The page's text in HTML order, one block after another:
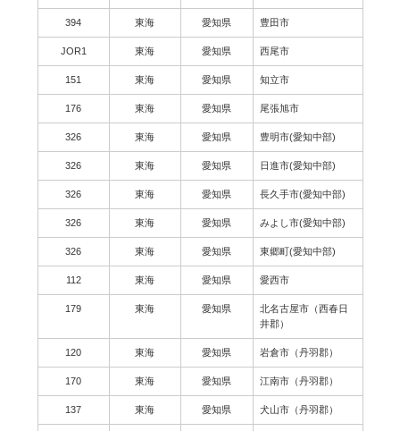
394 東海 愛知県 豊田市
JOR1 東海 愛知県 西尾市
151 東海 愛知県 知立市
176 東海 愛知県 尾張旭市
326 東海 愛知県 豊明市(愛知中部)
326 東海 愛知県 日進市(愛知中部)
326 東海 愛知県 長久手市(愛知中部)
326 東海 愛知県 みよし市(愛知中部)
326 東海 愛知県 東郷町(愛知中部)
112 東海 愛知県 愛西市
179 東海 愛知県
北名古屋市（西春日
井郡）
120 東海 愛知県 岩倉市（丹羽郡）
170 東海 愛知県 江南市（丹羽郡）
137 東海 愛知県 犬山市（丹羽郡）